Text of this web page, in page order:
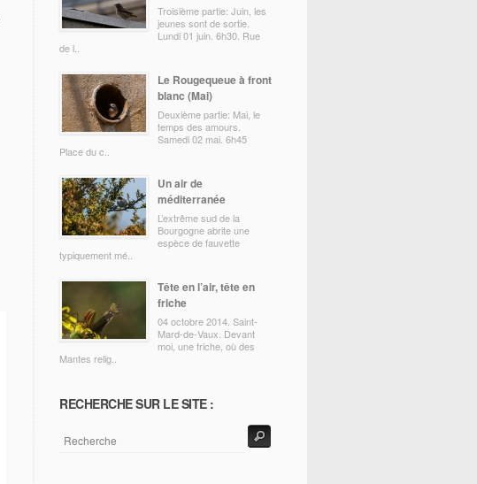
Troisième partie: Juin, les
jeunes sont de sortie.
Lundi 01 juin. 6h30. Rue
de l..
Le Rougequeue à front
blanc (Mai)
Deuxième partie: Mai, le
temps des amours.
Samedi 02 mai. 6h45
Place du c..
Un air de
méditerranée
L’extrême sud de la
Bourgogne abrite une
espèce de fauvette
typiquement mé..
Tête en l’air, tête en
friche
04 octobre 2014. Saint-
Mard-de-Vaux. Devant
moi, une friche, où des
Mantes relig..
RECHERCHE SUR LE SITE :